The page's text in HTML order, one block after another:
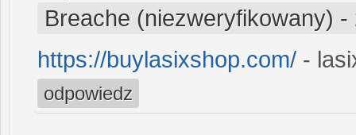
Breache (niezweryfikowany) -
https://buylasixshop.com/ -
odpowiedz